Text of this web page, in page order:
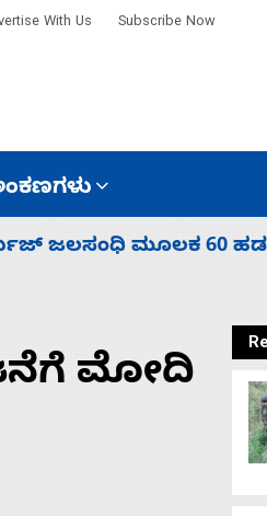
With Us Subscribe Now
ಕೊಡದಿದ್ದರೆ ಸದನ ನಡೆಸಲು
ಮೋದಿ